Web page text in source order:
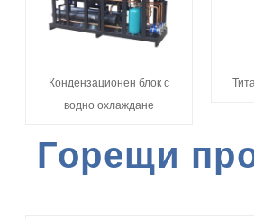
Кондензационен блок с
водно охлаждане
Горещи